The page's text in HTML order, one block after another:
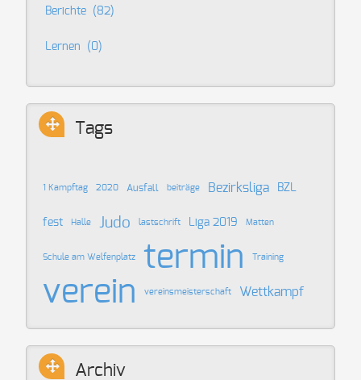
Berichte (82)
Lernen (0)
Tags
1 Kampftag 2020 Ausfall beiträge Bezirksliga BZL
fest Halle Judo lastschrift Liga 2019 Matten
Schule am Welfenplatz termin Training
verein vereinsmeisterschaft Wettkampf
Archiv